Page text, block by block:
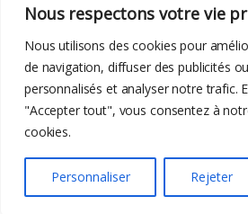
Nous respectons votre vie
Nous utilisons des cookies pour
de navigation, diffuser des publicités
personnalisés et analyser notre trafic.
"Accepter tout", vous consentez à
cookies.
Personnaliser Rejeter
Bricolage
EcoFlow WAVE 3
Climatiseur portable
-11%